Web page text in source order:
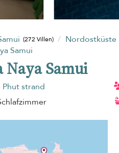
(272 Villen) Nordostküste
Samui
Naya Samui
Phut strand